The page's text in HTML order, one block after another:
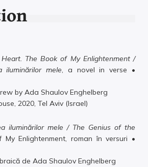
The Book of My Enlightenment /
iluminărilor mele , a novel in verse •
by Ada Shaulov Enghelberg
2020, Tel Aviv (Israel)
iluminărilor mele / The Genius of the
Enlightenment, roman în versuri •
de Ada Shaulov Enghelberg